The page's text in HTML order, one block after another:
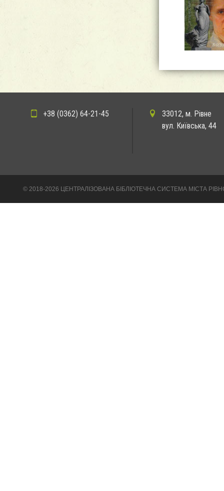
+38 (0362) 64-21-45
33012, м. Рівне
вул. Київська, 44
© 2018-2026 ЦЕНТРАЛІЗОВАНА БІБЛІОТЕЧНА СИСТЕМА МІСТА